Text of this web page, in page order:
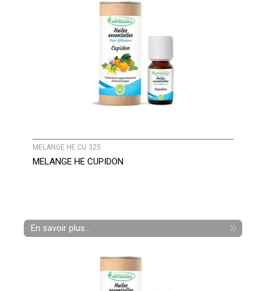
MELANGE HE CU 325
MELANGE HE CUPIDON
En savoir plus...